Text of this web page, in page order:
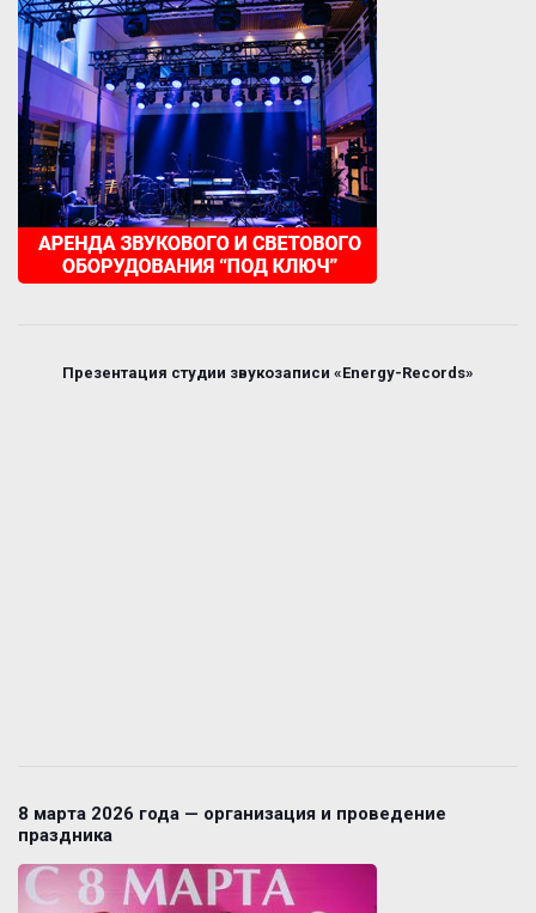
Презентация студии звукозаписи «Energy-Records»
8 марта 2026 года — организация и проведение
праздника